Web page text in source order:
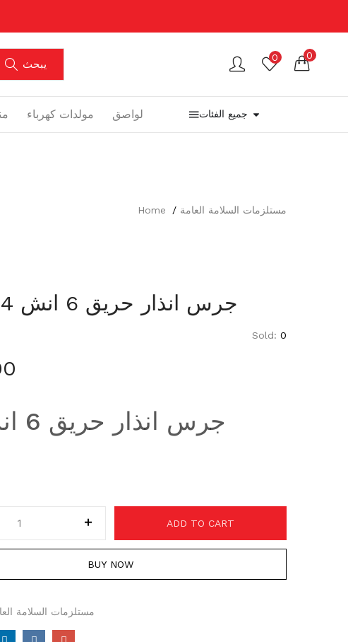
يبحث
0 0
جميع الفئات مولدات كهرباء لواصق
Home مستلزمات السلامة العامة
جرس انذار حريق 6 انش 24 فولت
Sold: 0
ADD TO CART
BUY NOW
مستلزمات السلامة